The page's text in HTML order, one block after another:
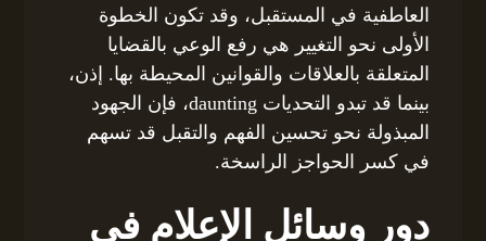
العاطفية في المستقبل، وقد تكون الخطوة
الأولى نحو التغيير هي رفع الوعي بالقضايا
المتعلقة بالعلاقات والقوانين المحيطة بها. إذن،
بينما قد تبدو التحديات daunting، فإن الجهود
المبذولة نحو تحسين الفهم والتقبل قد تسهم
في كسر الحواجز الراسخة.
دور وسائل الإعلام في